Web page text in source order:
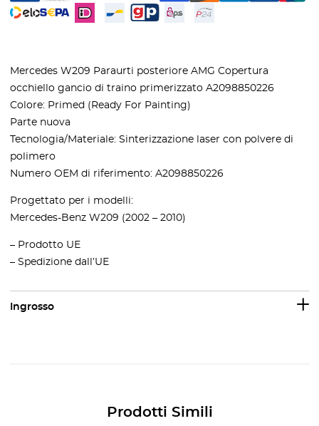
Mercedes W209 Paraurti posteriore AMG Copertura
occhiello gancio di traino primerizzato A2098850226
Colore: Primed (Ready For Painting)
Parte nuova
Tecnologia/Materiale: Sinterizzazione laser con polvere di
polimero
Numero OEM di riferimento: A2098850226
Progettato per i modelli:
Mercedes-Benz W209 (2002 – 2010)
– Prodotto UE
– Spedizione dall’UE
Ingrosso
Prodotti Simili